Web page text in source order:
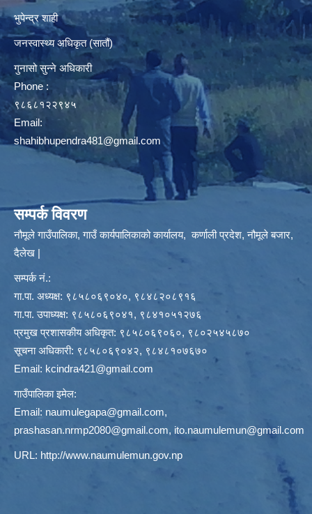
भुपेन्द्र शाही
जनस्वास्थ्य अधिकृत (सातौं)
गुनासो सुन्ने अधिकारी
Phone :
९८६८१२२९४५
Email:
shahibhupendra481@gmail.com
सम्पर्क विवरण
नौमूले गाउँपालिका, गाउँ कार्यपालिकाको कार्यालय, कर्णाली प्रदेश, नौमूले बजार,
दैलेख |
सम्पर्क नं.:
गा.पा. अध्यक्ष: ९८५८०६९०४०, ९८४८२०८९१६
गा.पा. उपाध्यक्ष: ९८५८०६९०४१, ९८४१०५१२७६
प्रमुख प्रशासकीय अधिकृत: ९८५८०६९०६०, ९८०२५४५८७०
सूचना अधिकारी: ९८५८०६९०४२, ९८४८१०७६७०
Email: kcindra421@gmail.com
गाउँपालिका इमेल:
Email: naumulegapa@gmail.com,
prashasan.nrmp2080@gmail.com, ito.naumulemun@gmail.com
URL: http://www.naumulemun.gov.np